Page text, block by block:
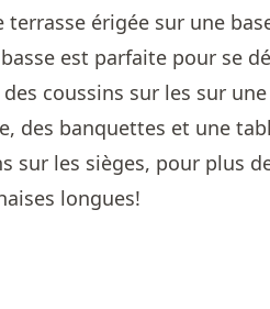
terrasse érigée sur une
basse est parfaite pour se
coussins sur les sur
des banquettes et une
sur les sièges, pour plus
longues!